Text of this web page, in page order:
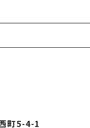
宣言
針画提出文
方針
ついて
町5-4-1